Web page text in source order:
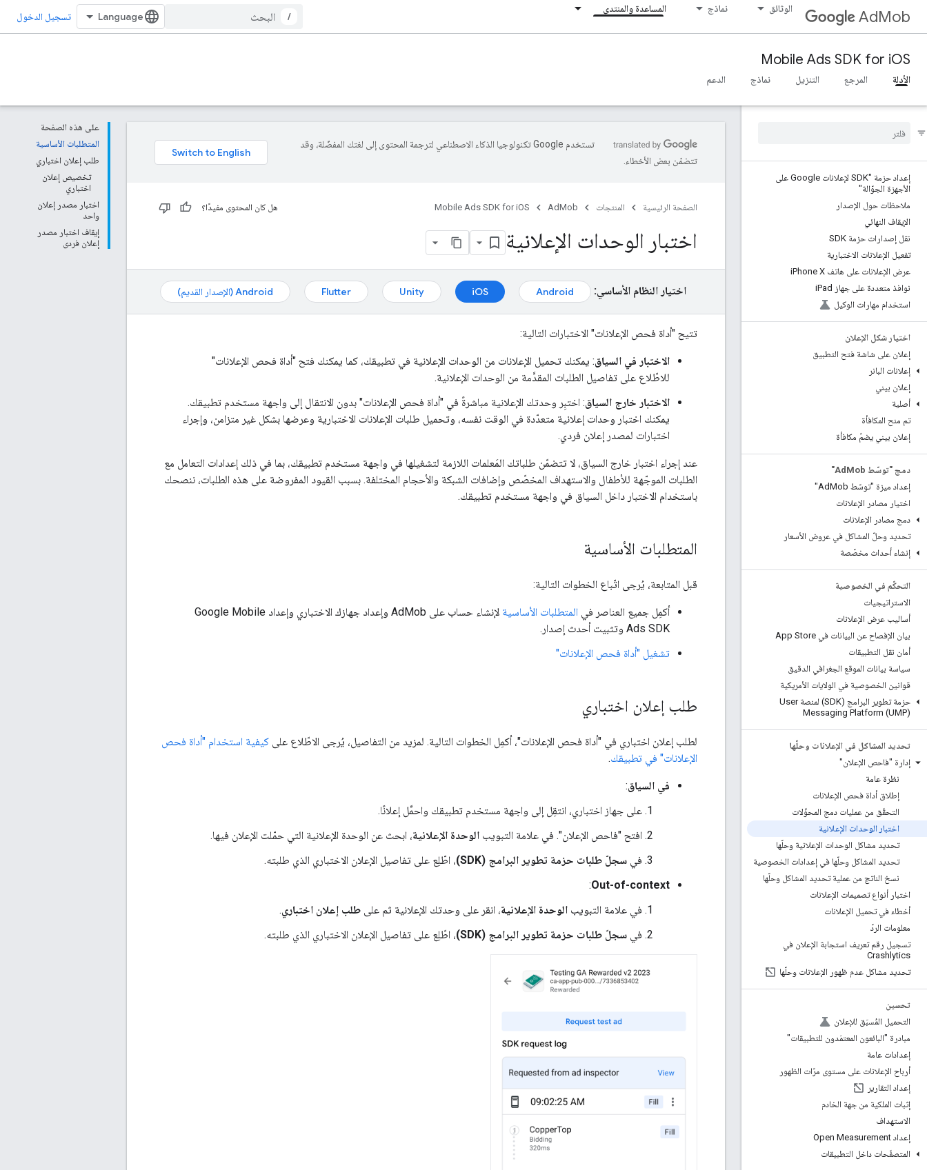
AdMob الوثائق نماذج المساعدة والمنتدى
/ تسجيل الدخول
Mobile Ads SDK for iOS
الأدلة المرجع التنزيل نماذج الدعم
إعداد حزمة "SDK لإعلانات Google على
الأجهزة الجوّالة"
ملاحظات حول الإصدار
الإيقاف النهائي
نقل إصدارات حزمة SDK
تفعيل الإعلانات الاختبارية
عرض الإعلانات على هاتف i Phone X
نوافذ متعددة على جهاز i Pad
استخدام مهارات الوكيل
اختيار شكل الإعلان
إعلان على شاشة فتح التطبيق
إعلانات البانر
إعلان بيني
أصلية
تم منح المكافأة
إعلان بيني يضمّ مكافأة
دمج "توسّط Ad Mob"
إعداد ميزة "توسّط Ad Mob"
اختيار مصادر الإعلانات
دمج مصادر الإعلانات
تحديد وحلّ المشاكل في عروض الأسعار
إنشاء أحداث مخصّصة
التحكّم في الخصوصية
الاستراتيجيات
أساليب عرض الإعلانات
بيان الإفصاح عن البيانات في App Store
أمان نقل التطبيقات
سياسة بيانات الموقع الجغرافي الدقيق
قوانين الخصوصية في الولايات الأمريكية
حزمة تطوير البرامج (SDK) لمنصة User
Messaging Platform (UMP)
تحديد المشاكل في الإعلانات وحلّها
إدارة "فاحص الإعلان"
نظرة عامة
إطلاق أداة فحص الإعلانات
التحقّق من عمليات دمج المحوِّلات
اختبار الوحدات الإعلانية
تحديد مشاكل الوحدات الإعلانية وحلّها
تحديد المشاكل وحلّها في إعدادات الخصوصية
نسخ الناتج من عملية تحديد المشاكل وحلّها
اختبار أنواع تصميمات الإعلانات
أخطاء في تحميل الإعلانات
معلومات الردّ
تسجيل رقم تعريف استجابة الإعلان في
Crashlytics
تحديد مشاكل عدم ظهور الإعلانات وحلّها
تحسين
التحميل المُسبَق للإعلان
مبادرة "البائعون المعتمَدون للتطبيقات"
إعدادات عامة
أرباح الإعلانات على مستوى مرّات الظهور
إعداد التقارير
إثبات الملكية من جهة الخادم
الاستهداف
إعداد Open Measurement
المتصفّحات داخل التطبيقات
على هذه الصفحة
المتطلبات الأساسية
طلب إعلان اختباري
تخصيص إعلان
اختباري
اختبار مصدر إعلان
واحد
إيقاف اختبار مصدر
إعلان فردي
تستخدم Google تكنولوجيا الذكاء الاصطناعي لترجمة المحتوى إلى لغتك المفضّلة، وقد
تتضمّن بعض الأخطاء.
الصفحة الرئيسية المنتجات AdMob
Mobile Ads SDK for iOS هل كان المحتوى مفيدًا؟
اختبار الوحدات الإعلانية
اختيار النظام الأساسي: Android
iOS
Unity
Flutter Android (الإصدار القديم)
تتيح "أداة فحص الإعلانات" الاختبارات التالية:
الاختبار في السياق: يمكنك تحميل الإعلانات من الوحدات الإعلانية في تطبيقك، كما يمكنك فتح "أداة فحص الإعلانات"
للاطّلاع على تفاصيل الطلبات المقدَّمة من الوحدات الإعلانية.
الاختبار خارج السياق: اختبِر وحدتك الإعلانية مباشرةً في "أداة فحص الإعلانات" بدون الانتقال إلى واجهة مستخدم تطبيقك.
يمكنك اختبار وحدات إعلانية متعدّدة في الوقت نفسه، وتحميل طلبات الإعلانات الاختبارية وعرضها بشكل غير متزامن، وإجراء
اختبارات لمصدر إعلان فردي.
عند إجراء اختبار خارج السياق، لا تتضمّن طلباتك المَعلمات اللازمة لتشغيلها في واجهة مستخدم تطبيقك، بما في ذلك إعدادات التعامل مع
الطلبات الموجّهة للأطفال والاستهداف المخصّص وإضافات الشبكة والأحجام المختلفة. بسبب القيود المفروضة على هذه الطلبات، ننصحك
باستخدام الاختبار داخل السياق في واجهة مستخدم تطبيقك.
المتطلبات الأساسية
قبل المتابعة، يُرجى اتّباع الخطوات التالية:
أكمِل جميع العناصر في المتطلبات الأساسية لإنشاء حساب على AdMob وإعداد جهازك الاختباري وإعداد
Google Mobile
Ads SDK وتثبيت أحدث إصدار.
تشغيل "أداة فحص الإعلانات"
طلب إعلان اختباري
لطلب إعلان اختباري في "أداة فحص الإعلانات"، أكمِل الخطوات التالية. لمزيد من التفاصيل، يُرجى الاطّلاع على كيفية استخدام "أداة فحص
الإعلانات" في تطبيقك.
في السياق:
على جهاز اختباري، انتقِل إلى واجهة مستخدم تطبيقك واحمِّل إعلانًا.
افتح "فاحص الإعلان". في علامة التبويب الوحدة الإعلانية، ابحث عن الوحدة الإعلانية التي حمّلت الإعلان فيها.
في سجلّ طلبات حزمة تطوير البرامج (SDK)
، اطّلِع على تفاصيل الإعلان الاختباري الذي طلبته.
Out-of-context
:
في علامة التبويب الوحدة الإعلانية، انقر على وحدتك الإعلانية ثم على طلب إعلان اختباري.
في سجلّ طلبات حزمة تطوير البرامج (SDK) ، اطّلِع على تفاصيل الإعلان الاختباري الذي طلبته.